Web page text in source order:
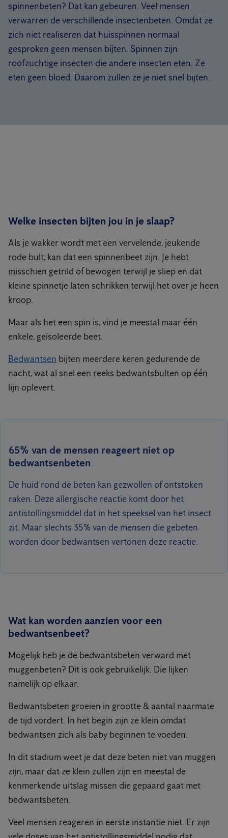
spinnenbeten? Dat kan gebeuren. Veel mensen
verwarren de verschillende insectenbeten. Omdat ze
zich niet realiseren dat huisspinnen normaal
gesproken geen mensen bijten. Spinnen zijn
roofzuchtige insecten die andere insecten eten. Ze
eten geen bloed. Daarom zullen ze je niet snel bijten.
Welke insecten bijten jou in je slaap?
Als je wakker wordt met een vervelende, jeukende
rode bult, kan dat een spinnenbeet zijn. Je hebt
misschien getrild of bewogen terwijl je sliep en dat
kleine spinnetje laten schrikken terwijl het over je heen
kroop.
Maar als het een spin is, vind je meestal maar één
enkele, geïsoleerde beet.
Bedwantsen bijten meerdere keren gedurende de
nacht, wat al snel een reeks bedwantsbulten op één
lijn oplevert.
65% van de mensen reageert niet op
bedwantsenbeten
De huid rond de beten kan gezwollen of ontstoken
raken. Deze allergische reactie komt door het
antistollingsmiddel dat in het speeksel van het insect
zit. Maar slechts 35% van de mensen die gebeten
worden door bedwantsen vertonen deze reactie.
Wat kan worden aanzien voor een
bedwantsenbeet?
Mogelijk heb je de bedwantsbeten verward met
muggenbeten? Dit is ook gebruikelijk. Die lijken
namelijk op elkaar.
Bedwantsbeten groeien in grootte & aantal naarmate
de tijd vordert. In het begin zijn ze klein omdat
bedwantsen zich als baby beginnen te voeden.
In dit stadium weet je dat deze beten niet van muggen
zijn, maar dat ze klein zullen zijn en meestal de
kenmerkende uitslag missen die gepaard gaat met
bedwantsbeten.
Veel mensen reageren in eerste instantie niet. Er zijn